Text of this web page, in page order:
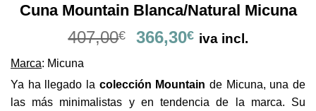
Cuna Mountain Blanca/Natural Micuna
407,00€
El
era:
407,00€.
366,30€El
es:
366,30€.
iva incl.
Marca: Micuna
Ya ha llegado la colección Mountain de Micuna, una de
las más minimalistas y en tendencia de la marca. Su